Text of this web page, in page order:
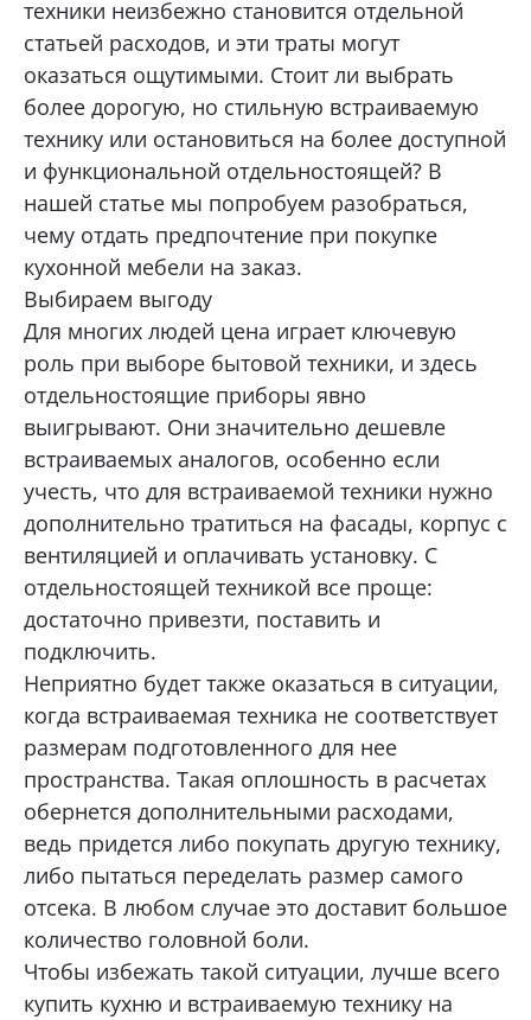
техники неизбежно становится отдельной
статьей расходов, и эти траты могут
оказаться ощутимыми. Стоит ли выбрать
более дорогую, но стильную встраиваемую
технику или остановиться на более доступной
и функциональной отдельностоящей? В
нашей статье мы попробуем разобраться,
чему отдать предпочтение при покупке
кухонной мебели на заказ.
Выбираем выгоду
Для многих людей цена играет ключевую
роль при выборе бытовой техники, и здесь
отдельностоящие приборы явно
выигрывают. Они значительно дешевле
встраиваемых аналогов, особенно если
учесть, что для встраиваемой техники нужно
дополнительно тратиться на фасады, корпус с
вентиляцией и оплачивать установку. С
отдельностоящей техникой все проще:
достаточно привезти, поставить и
подключить.
Неприятно будет также оказаться в ситуации,
когда встраиваемая техника не соответствует
размерам подготовленного для нее
пространства. Такая оплошность в расчетах
обернется дополнительными расходами,
ведь придется либо покупать другую технику,
либо пытаться переделать размер самого
отсека. В любом случае это доставит большое
количество головной боли.
Чтобы избежать такой ситуации, лучше всего
купить кухню и встраиваемую технику на
Какая мебель вас интересует?
Опишите ваши пожелания и предпочтения
Прикрепить файл (1 файл, до 10 Мб)
Я даю согласие наобработку
персональных данных
Я принимаю условияполитики
конфиденциальности
ОТПРАВИТЬ
Нажимая кнопку «Отправить», я даю свое согласие
на обработку моих персональных данных, в соответствии с
Федеральным законом от 27.07.2006 года № 152-ФЗ
«О персональных данных», на условиях и для целей,
определенных вСогласии на обработку персональных данных *
Нижний Тагил, ул. Космонавтов, 13а
+7 (969) 999-24-14
Перейти
Екатеринбург, ул. Академика Сахарова, 53
+7 (969) 777-61-44
Перейти
Екатеринбург, ул. Щорса, 96
+7 (969) 999-24-85
Перейти
Тюмень, Мельникайте, 104, ТД «Премьер
Дом», 2 этаж
+7 (967) 555-68-60
Тюмень, 30 лет Победы, 7, стр.5, ТЦ «Новый
Магнат» 1 этаж.
+7 (922) 003-11-44
Перейти
Тюмень, д. Патрушева, ул. Михаила
Лермонтова, 6
+7 (922) 073-10-75
Перейти
Сургут, ул. Маяковского, 57, Интерьер-
Центр «Гулливер»
+7 (967) 555-49-07